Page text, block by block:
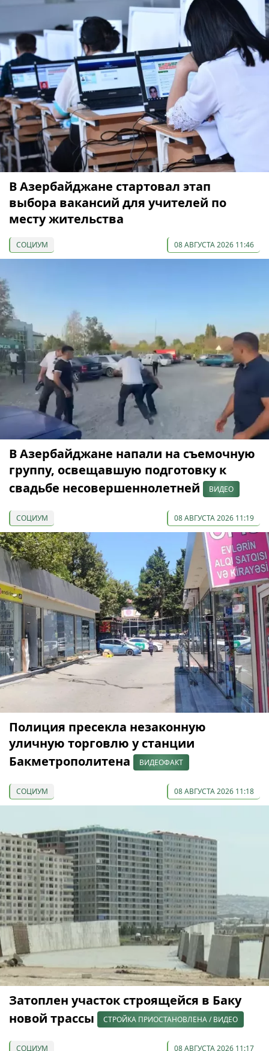
В Азербайджане стартовал этап
выбора вакансий для учителей по
месту жительства
СОЦИУМ 08 АВГУСТА 2026 11:46
В Азербайджане напали на съемочную
группу, освещавшую подготовку к
свадьбе несовершеннолетней
ВИДЕО
СОЦИУМ 08 АВГУСТА 2026 11:19
Полиция пресекла незаконную
уличную торговлю у станции
Бакметрополитена
ВИДЕОФАКТ
СОЦИУМ 08 АВГУСТА 2026 11:18
Затоплен участок строящейся в Баку
новой трассы
СТРОЙКА ПРИОСТАНОВЛЕНА / ВИДЕО
СОЦИУМ 08 АВГУСТА 2026 11:17